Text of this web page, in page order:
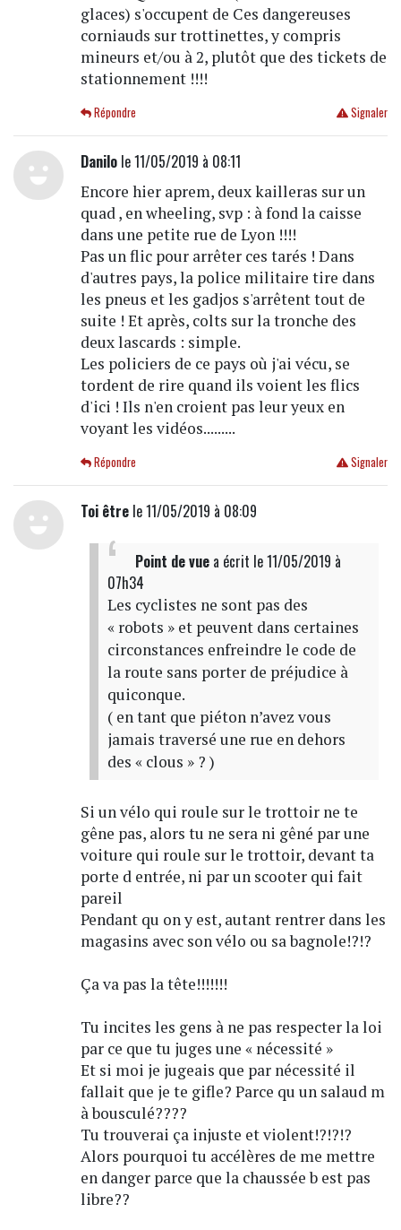
glaces) s'occupent de Ces dangereuses
corniauds sur trottinettes, y compris
mineurs et/ou à 2, plutôt que des tickets de
stationnement !!!!
Signaler
Répondre
Danilole 11/05/2019 à 08:11
Encore hier aprem, deux kailleras sur un
quad , en wheeling, svp : à fond la caisse
dans une petite rue de Lyon !!!!
Pas un flic pour arrêter ces tarés ! Dans
d'autres pays, la police militaire tire dans
les pneus et les gadjos s'arrêtent tout de
suite ! Et après, colts sur la tronche des
deux lascards : simple.
Les policiers de ce pays où j'ai vécu, se
tordent de rire quand ils voient les flics
d'ici ! Ils n'en croient pas leur yeux en
voyant les vidéos.........
Signaler
Répondre
Toi êtrele 11/05/2019 à 08:09
Point de vuea écrit le 11/05/2019 à
07h34
Les cyclistes ne sont pas des
« robots » et peuvent dans certaines
circonstances enfreindre le code de
la route sans porter de préjudice à
quiconque.
( en tant que piéton n’avez vous
jamais traversé une rue en dehors
des « clous » ? )
Si un vélo qui roule sur le trottoir ne te
gêne pas, alors tu ne sera ni gêné par une
voiture qui roule sur le trottoir, devant ta
porte d entrée, ni par un scooter qui fait
pareil
Pendant qu on y est, autant rentrer dans les
magasins avec son vélo ou sa bagnole!?!?
Ça va pas la tête!!!!!!!
Tu incites les gens à ne pas respecter la loi
par ce que tu juges une « nécessité »
Et si moi je jugeais que par nécessité il
fallait que je te gifle? Parce qu un salaud m
à bousculé????
Tu trouverai ça injuste et violent!?!?!?
Alors pourquoi tu accélères de me mettre
en danger parce que la chaussée b est pas
libre??